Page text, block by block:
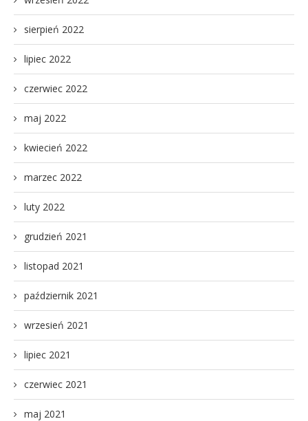
sierpień 2022
lipiec 2022
czerwiec 2022
maj 2022
kwiecień 2022
marzec 2022
luty 2022
grudzień 2021
listopad 2021
październik 2021
wrzesień 2021
lipiec 2021
czerwiec 2021
maj 2021